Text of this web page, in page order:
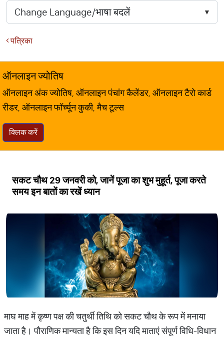
पत्रिका
ऑनलाइन ज्योतिष
ऑनलाइन अंक ज्योतिष, ऑनलाइन पंचांग कैलेंडर, ऑनलाइन टैरो कार्ड
रीडर, ऑनलाइन फॉर्च्यून कुकी, मैच टूल्स
क्लिक करें
सकट चौथ 29 जनवरी को, जानें पूजा का शुभ मुहूर्त, पूजा करते
समय इन बातों का रखें ध्यान
माघ माह में कृष्ण पक्ष की चतुर्थी तिथि को सकट चौथ के रूप में मनाया
जाता है। पौराणिक मान्यता है कि इस दिन यदि माताएं संपूर्ण विधि-विधान